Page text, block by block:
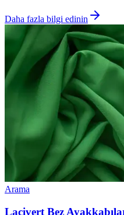
Daha fazla bilgi edinin
Arama
Lacivert Bez